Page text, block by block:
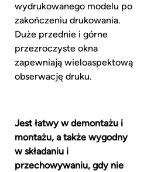
wydrukowanego modelu po
zakończeniu drukowania.
Duże przednie i górne
przezroczyste okna
zapewniają wieloaspektową
obserwację druku.
Jest łatwy w demontażu i
montażu, a także wygodny
w składaniu i
przechowywaniu, gdy nie